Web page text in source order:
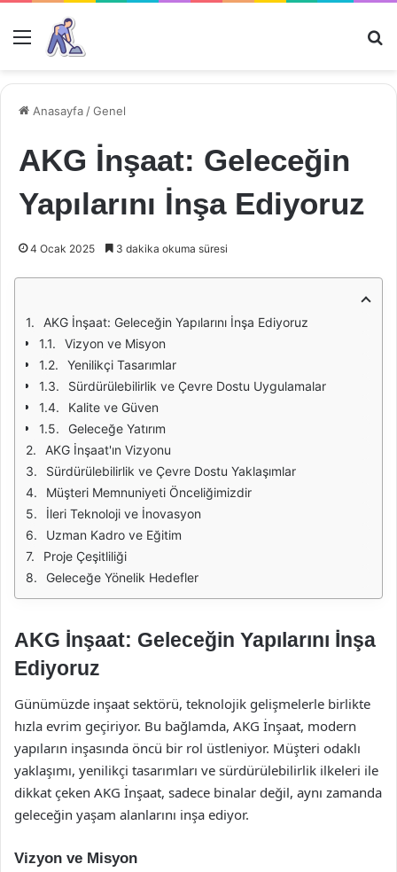
Menü
Anasayfa /Genel
AKG İnşaat: Geleceğin
Yapılarını İnşa Ediyoruz
4 Ocak 2025 3 dakika okuma süresi
AKG İnşaat: Geleceğin Yapılarını İnşa Ediyoruz
Vizyon ve Misyon
Yenilikçi Tasarımlar
Sürdürülebilirlik ve Çevre Dostu Uygulamalar
Kalite ve Güven
Geleceğe Yatırım
AKG İnşaat'ın Vizyonu
Sürdürülebilirlik ve Çevre Dostu Yaklaşımlar
Müşteri Memnuniyeti Önceliğimizdir
İleri Teknoloji ve İnovasyon
Uzman Kadro ve Eğitim
Proje Çeşitliliği
Geleceğe Yönelik Hedefler
AKG İnşaat: Geleceğin Yapılarını İnşa
Ediyoruz
Günümüzde inşaat sektörü, teknolojik gelişmelerle birlikte
hızla evrim geçiriyor. Bu bağlamda, AKG İnşaat, modern
yapıların inşasında öncü bir rol üstleniyor. Müşteri odaklı
yaklaşımı, yenilikçi tasarımları ve sürdürülebilirlik ilkeleri ile
dikkat çeken AKG İnşaat, sadece binalar değil, aynı zamanda
geleceğin yaşam alanlarını inşa ediyor.
Vizyon ve Misyon